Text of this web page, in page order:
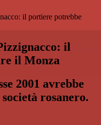
il portiere potrebbe
il
il Monza
2001 avrebbe
rosanero.